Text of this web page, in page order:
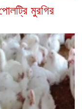
মুরগির